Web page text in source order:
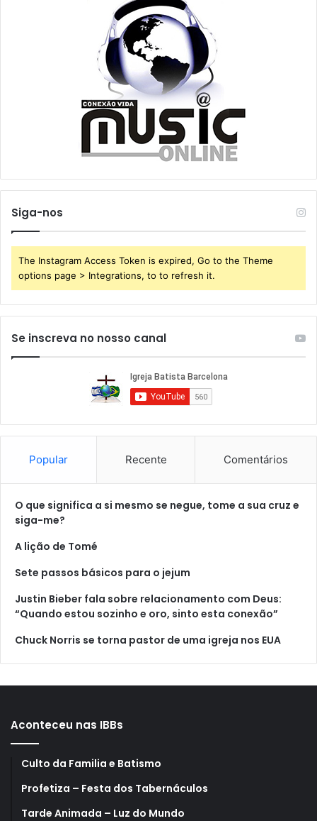
Siga-nos
The Instagram Access Token is expired, Go to the Theme
options page > Integrations, to to refresh it.
Se inscreva no nosso canal
Popular Recente Comentários
O que significa a si mesmo se negue, tome a sua cruz e
siga-me?
A lição de Tomé
Sete passos básicos para o jejum
Justin Bieber fala sobre relacionamento com Deus:
“Quando estou sozinho e oro, sinto esta conexão”
Chuck Norris se torna pastor de uma igreja nos EUA
Aconteceu nas IBBs
Culto da Familia e Batismo
Profetiza – Festa dos Tabernáculos
Tarde Animada – Luz do Mundo